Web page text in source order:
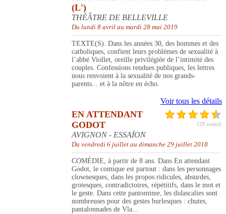
(L')
THÉÂTRE DE BELLEVILLE
Du lundi 8 avril au mardi 28 mai 2019
TEXTE(S). Dans les années 30, des hommes et des
catholiques, confient leurs problèmes de sexualité à
l’abbé Viollet, oreille privilégiée de l’intimité des
couples. Confessions rendues publiques, les lettres
nous renvoient à la sexualité de nos grands-
parents... et à la nôtre en écho.
Voir tous les détails
(20 notes)
EN ATTENDANT
GODOT
AVIGNON - ESSAÏON
Du vendredi 6 juillet au dimanche 29 juillet 2018
COMÉDIE, à partir de 8 ans. Dans En attendant
Godot, le comique est partout : dans les personnages
clownesques, dans les propos ridicules, absurdes,
grotesques, contradictoires, répétitifs, dans le mot et
le geste. Dans cette pantomime, les didascalies sont
nombreuses pour des gestes burlesques : chutes,
pantalonnades de Vla...